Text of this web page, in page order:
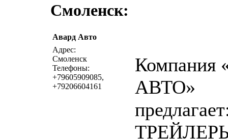
Смоленск:
Авард Авто
Адрес:
Смоленск
Телефоны:
+79605909085,
+79206604161
Компания
АВТО»